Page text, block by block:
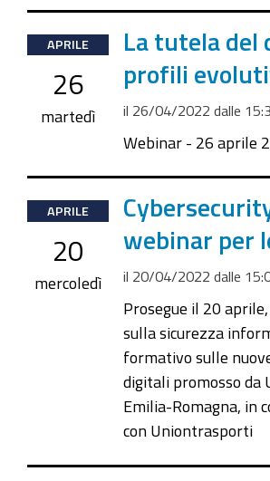
2022-
04-
26T15:30:00+02:00
2022-
APRILE
26
martedì
La tutela del
profili
il 26/04/2022 dalle
Webinar - 26 aprile
2022-
04-
20T15:00:00+02:00
2022-
20T17:00:00+02:00
APRILE
20
mercoledì
webinar per
il 20/04/2022 dalle
Prosegue il 20
sulla sicurezza
formativo sulle
digitali promosso da
Emilia-Romagna, in
con Uniontrasporti